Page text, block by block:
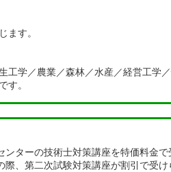
ます。
工学／農業／森林／水産／経営工学
す。
ターの技術士対策講座を特価料金で
際、第二次試験対策講座が割引で受